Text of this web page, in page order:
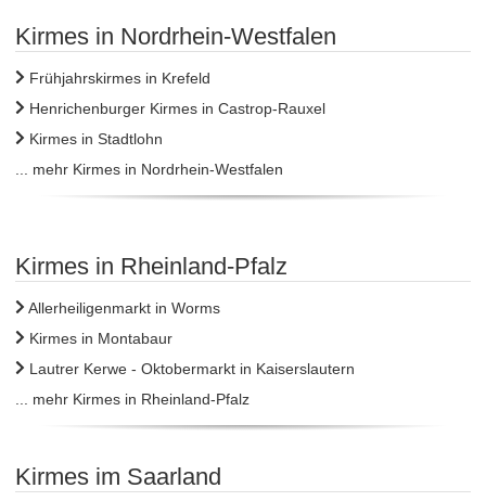
Kirmes in Nordrhein-Westfalen
Frühjahrskirmes in Krefeld
Henrichenburger Kirmes in Castrop-Rauxel
Kirmes in Stadtlohn
... mehr Kirmes in Nordrhein-Westfalen
Kirmes in Rheinland-Pfalz
Allerheiligenmarkt in Worms
Kirmes in Montabaur
Lautrer Kerwe - Oktobermarkt in Kaiserslautern
... mehr Kirmes in Rheinland-Pfalz
Kirmes im Saarland